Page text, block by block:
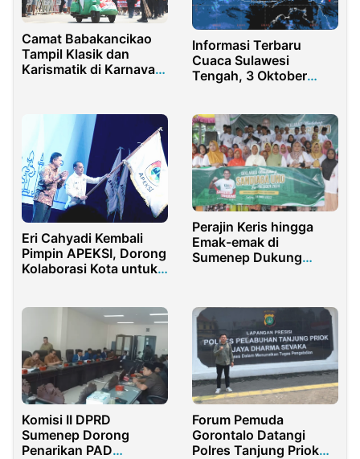
Camat Babakancikao
Tampil Klasik dan
Karismatik di Karnaval
Informasi Terbaru
Cuaca Sulawesi
Tengah, 3 Oktober
Menghadapi Potensi
Cuaca Ekstrem
Eri Cahyadi Kembali
Pimpin APEKSI, Dorong
Kolaborasi Kota untuk
Perajin Keris hingga
Emak-emak di
Sumenep Dukung
Komisi II DPRD
Sumenep Dorong
Penarikan PAD
Forum Pemuda
Gorontalo Datangi
Polres Tanjung Priok